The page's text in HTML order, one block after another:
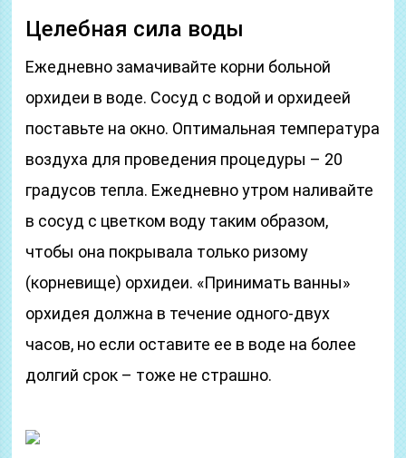
Целебная сила воды
Ежедневно замачивайте корни больной
орхидеи в воде. Сосуд с водой и орхидеей
поставьте на окно. Оптимальная температура
воздуха для проведения процедуры – 20
градусов тепла. Ежедневно утром наливайте
в сосуд с цветком воду таким образом,
чтобы она покрывала только ризому
(корневище) орхидеи. «Принимать ванны»
орхидея должна в течение одного-двух
часов, но если оставите ее в воде на более
долгий срок – тоже не страшно.